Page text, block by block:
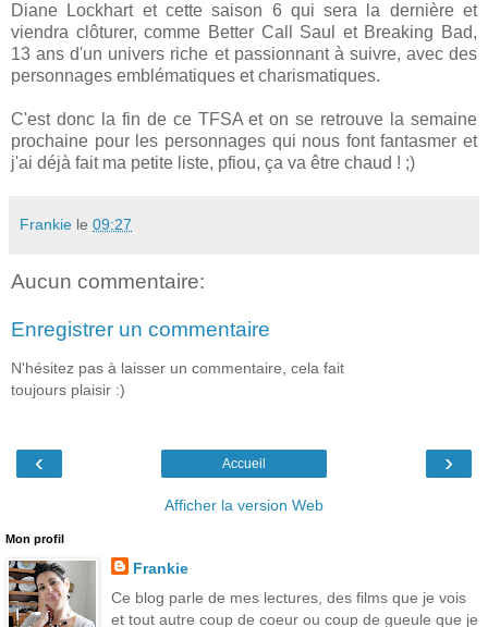
Diane Lockhart et cette saison 6 qui sera la dernière et
viendra clôturer, comme Better Call Saul et Breaking Bad,
13 ans d'un univers riche et passionnant à suivre, avec des
personnages emblématiques et charismatiques.
C'est donc la fin de ce TFSA et on se retrouve la semaine
prochaine pour les personnages qui nous font fantasmer et
j'ai déjà fait ma petite liste, pfiou, ça va être chaud ! ;)
Frankie le 09:27
Aucun commentaire:
Enregistrer un commentaire
N'hésitez pas à laisser un commentaire, cela fait
toujours plaisir :)
‹ ›
Accueil
Afficher la version Web
Mon profil
Frankie
Ce blog parle de mes lectures, des films que je vois
et tout autre coup de coeur ou coup de gueule que je